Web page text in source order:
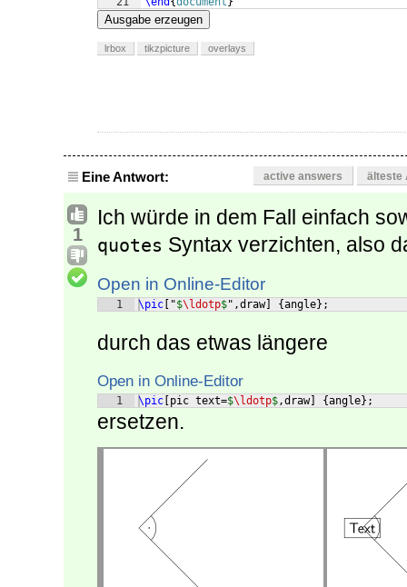
Ausgabe erzeugen
lrbox tikzpicture overlays
Eine Antwort: active answers älteste
1
Ich würde in dem Fall einfach
quotes Syntax verzichten, also
Open in Online-Editor
1 \pic "$\ldotp$",draw] {angle} ;
durch das etwas längere
Open in Online-Editor
1 \pic pic text=$\ldotp$,draw] {angle} ;
ersetzen.